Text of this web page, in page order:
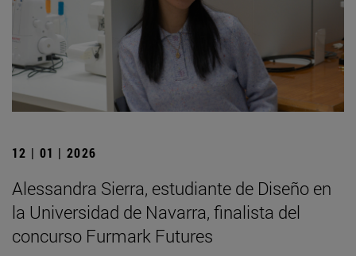
12 | 01 | 2026
Alessandra Sierra, estudiante de Diseño en
la Universidad de Navarra, finalista del
concurso Furmark Futures